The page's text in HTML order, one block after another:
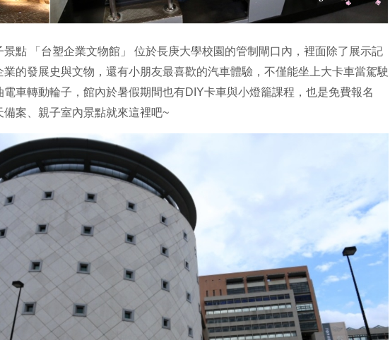
景點 「台塑企業文物館」 位於長庚大學校園的管制閘口內，裡面除了展示記
業的發展史與文物，還有小朋友最喜歡的汽車體驗，不僅能坐上大卡車當駕駛
電車轉動輪子，館內於暑假期間也有DIY卡車與小燈籠課程，也是免費報名
備案、親子室內景點就來這裡吧~